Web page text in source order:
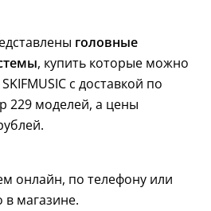
головные
, купить которые можно
с доставкой по
229 моделей, а цены
онлайн, по телефону или
в магазине.